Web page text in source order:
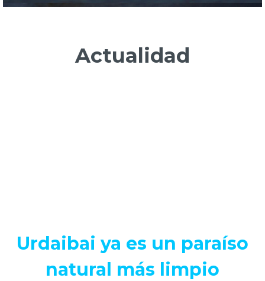
Actualidad
Urdaibai ya es un paraíso
natural más limpio